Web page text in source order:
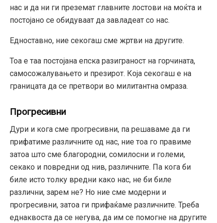
нас и да ни ги преземат главните лостови на моќта и
постојано се обидуваат да завладеат со нас.
Едноставно, ние секогаш сме жртви на другите.
Тоа е таа постојана епска разиграност на горчината,
самосожалувањето и презирот. Која секогаш е на
границата да се претвори во милитантна омраза.
Прогресивни
Дури и кога сме прогресивни, па решаваме да ги
прифатиме различните од нас, ние тоа го правиме
затоа што сме благородни, сомилосни и големи,
секако и повредни од нив, различните. Па кога би
биле исто толку вредни како нас, не би биле
различни, зарем не? Но ние сме модерни и
прогресивни, затоа ги прифаќаме различните. Треба
еднаквоста да се негува, да им се помогне на другите